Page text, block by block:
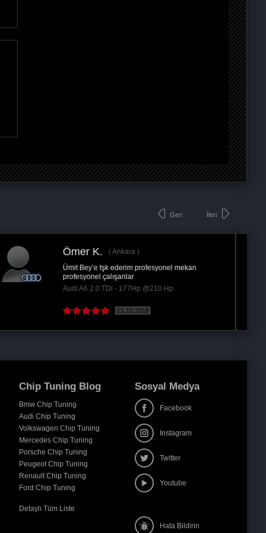
Geri
Ayhan S.
İstanbul
Elinize sağlık. Sizinle 2. Deneyimim.Aracım daha
da keyifli oldu.
Mercedes C C 250 - 211Hp @250 Hp
18.12.2020
İleri
Chip Tuning Blog
Bmw Chip Tuning
Audi Chip Tuning
Volkswagen Chip Tuning
Mercedes Chip Tuning
Porsche Chip Tuning
Peugeot Chip Tuning
Renault Chip Tuning
Ford Chip Tuning
Detaylı Tüm Liste
Sosyal Medya
Facebook
Instagram
Twitter
Youtube
Hata Bildirin